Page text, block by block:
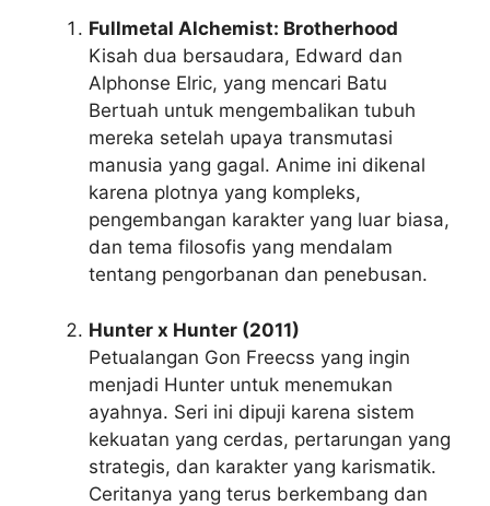
Fullmetal Alchemist: Brotherhood
Kisah dua bersaudara, Edward dan
Alphonse Elric, yang mencari Batu
Bertuah untuk mengembalikan tubuh
mereka setelah upaya transmutasi
manusia yang gagal. Anime ini dikenal
karena plotnya yang kompleks,
pengembangan karakter yang luar biasa,
dan tema filosofis yang mendalam
tentang pengorbanan dan penebusan.
Hunter x Hunter (2011)
Petualangan Gon Freecss yang ingin
menjadi Hunter untuk menemukan
ayahnya. Seri ini dipuji karena sistem
kekuatan yang cerdas, pertarungan yang
strategis, dan karakter yang karismatik.
Ceritanya yang terus berkembang dan